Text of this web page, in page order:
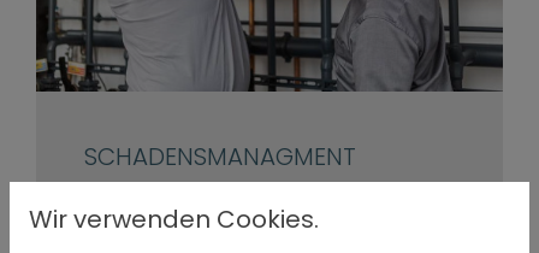
SCHADENSMANAGMENT
Bei uns erhalten Sie ein professionelles
Wir verwenden Cookies.